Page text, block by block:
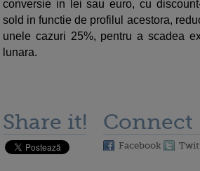
conversie in lei sau euro, cu
sold in functie de profilul acestora,
unele cazuri 25%, pentru a scadea
lunara.
Share it! Connect
Facebook